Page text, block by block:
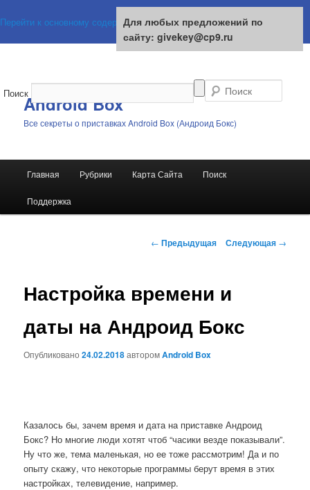
Перейти к основному содержимому
Android Box
Все секреты о приставках Android Box (Андроид Бокс)
Поиск
Главная Рубрики Карта Сайта Поиск
Поддержка
Навигация
← Предыдущая Следующая →
Настройка времени и
даты на Андроид Бокс
Опубликовано24.02.2018авторомAndroid Box
Казалось бы, зачем время и дата на приставке Андроид
Бокс? Но многие люди хотят чтоб “часики везде показывали”.
Ну что же, тема маленькая, но ее тоже рассмотрим! Да и по
опыту скажу, что некоторые программы берут время в этих
настройках, телевидение, например.
Для любых предложений по
сайту: givekey@cp9.ru
Для любых предложений по
сайту: givekey@cp9.ru